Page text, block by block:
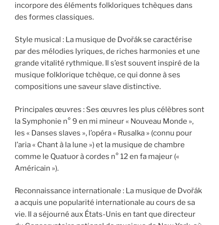
incorpore des éléments folkloriques tchèques dans
des formes classiques.
Style musical : La musique de Dvořák se caractérise
par des mélodies lyriques, de riches harmonies et une
grande vitalité rythmique. Il s’est souvent inspiré de la
musique folklorique tchèque, ce qui donne à ses
compositions une saveur slave distinctive.
Principales œuvres : Ses œuvres les plus célèbres sont
la Symphonie n° 9 en mi mineur « Nouveau Monde »,
les « Danses slaves », l’opéra « Rusalka » (connu pour
l’aria « Chant à la lune ») et la musique de chambre
comme le Quatuor à cordes n° 12 en fa majeur («
Américain »).
Reconnaissance internationale : La musique de Dvořák
a acquis une popularité internationale au cours de sa
vie. Il a séjourné aux États-Unis en tant que directeur